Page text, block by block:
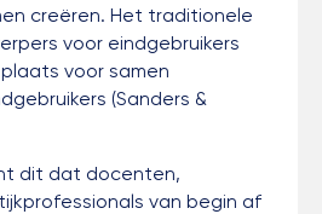
creëren. Het traditionele
voor eindgebruikers
voor samen
(Sanders &
dit dat docenten,
van begin af